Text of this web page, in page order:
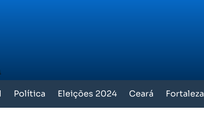
Política Eleições 2024 Ceará Fortaleza